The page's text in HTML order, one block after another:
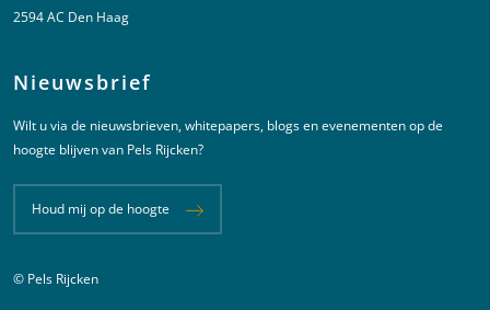
2594 AC Den Haag
Nieuwsbrief
Wilt u via de nieuwsbrieven, whitepapers, blogs en evenementen op de
hoogte blijven van Pels Rijcken?
Houd mij op de hoogte
© Pels Rijcken